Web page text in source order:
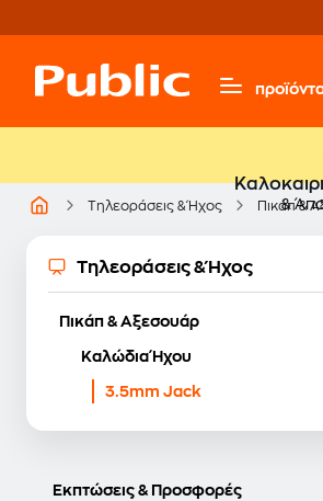
&
Τηλεοράσεις & Ήχος Πικάπ &
Τηλεοράσεις & Ήχος
Πικάπ & Αξεσουάρ
Καλώδια Ήχου
3.5mm Jack
Εκπτώσεις & Προσφορές